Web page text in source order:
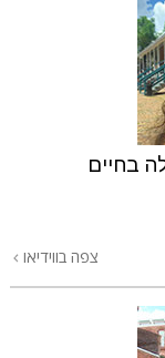
בחיים
צפה בווידיאו